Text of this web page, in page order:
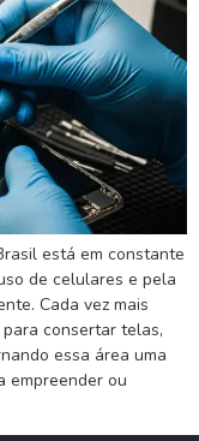
está em constante
de celulares e pela
Cada vez mais
consertar telas,
essa área uma
empreender ou